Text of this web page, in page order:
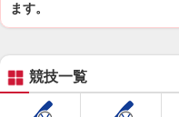
ます。
競技一覧